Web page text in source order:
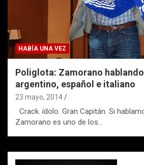
HABÍA UNA VEZ
Poliglota: Zamorano
argentino, español e italiano
23 mayo, 2014
Crack. ídolo. Gran Capitán. Si
Zamorano es uno de los…